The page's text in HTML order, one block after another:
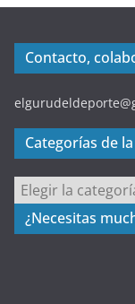
Contacto,
Categorías de
a
t
¿Necesitas